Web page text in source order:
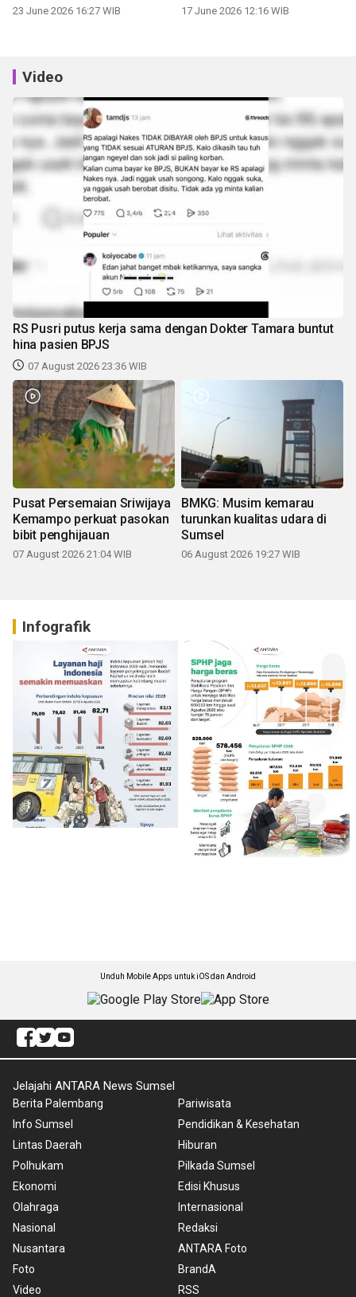
23 June 2026 16:27 WIB 17 June 2026 12:16 WIB
Video
RS Pusri putus kerja sama dengan Dokter Tamara buntut
hina pasien BPJS
07 August 2026 23:36 WIB
Pusat Persemaian Sriwijaya
Kemampo perkuat pasokan
bibit penghijauan
07 August 2026 21:04 WIB
BMKG: Musim kemarau
turunkan kualitas udara di
Sumsel
06 August 2026 19:27 WIB
Infografik
Unduh Mobile Apps untuk iOS dan Android
Jelajahi ANTARA News Sumsel
Berita Palembang
Info Sumsel
Lintas Daerah
Polhukam
Ekonomi
Olahraga
Nasional
Nusantara
Foto
Video
Pariwisata
Pendidikan & Kesehatan
Hiburan
Pilkada Sumsel
Edisi Khusus
Internasional
Redaksi
ANTARA Foto
BrandA
RSS